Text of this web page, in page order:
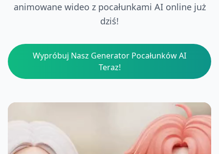
animowane wideo z pocałunkami AI online już
dziś!
Wypróbuj Nasz Generator Pocałunków AI
Teraz!